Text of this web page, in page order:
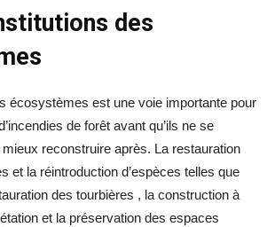
des
écosystèmes est une voie importante pour
de forêt avant qu’ils ne se
reconstruire après. La restauration
et la réintroduction d’espèces telles que
des tourbières , la construction à
et la préservation des espaces